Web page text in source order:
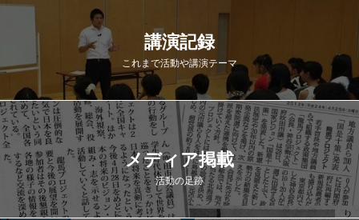
講演記録
これまで活動や講演テーマ
メディア掲載
活動の足跡